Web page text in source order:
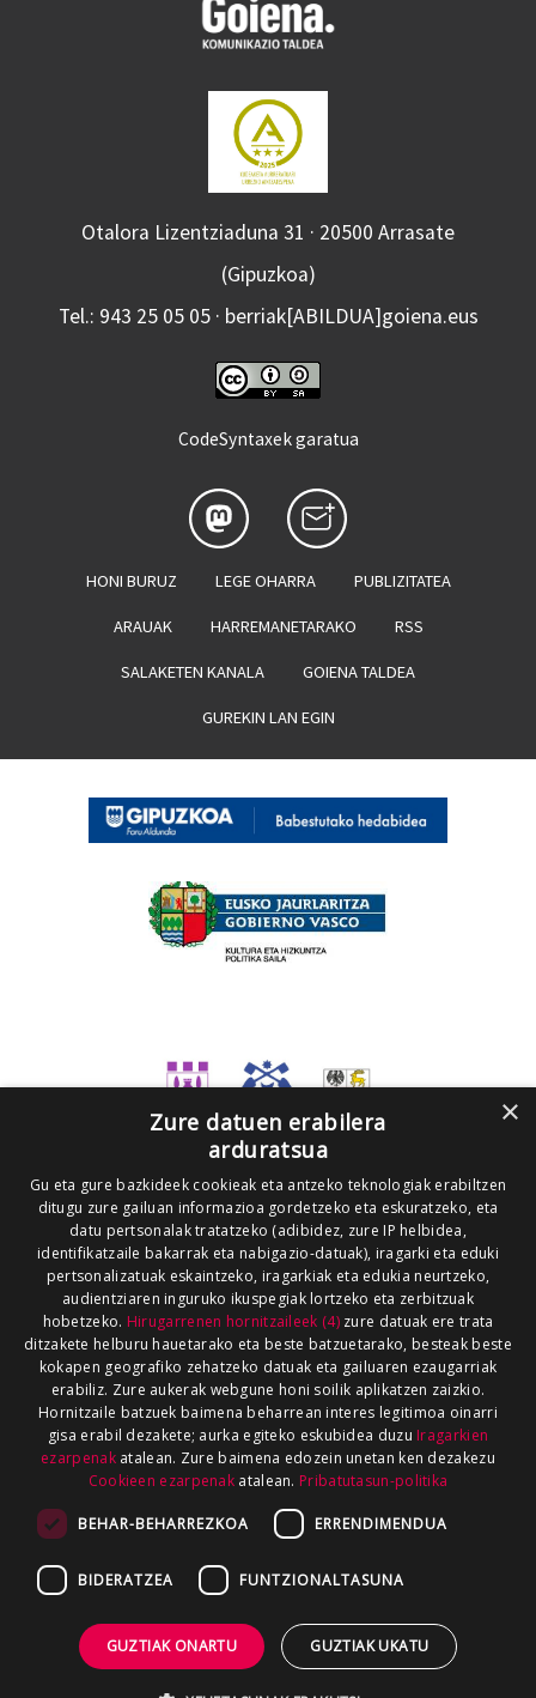
Otalora Lizentziaduna 31 · 20500 Arrasate
(Gipuzkoa)
Tel.: 943 25 05 05 · berriak[ABILDUA]goiena.eus
CodeSyntaxek garatua
HONI BURUZ LEGE OHARRA PUBLIZITATEA
ARAUAK HARREMANETARAKO RSS
SALAKETEN KANALA GOIENA TALDEA
GUREKIN LAN EGIN
×
Zure datuen erabilera
arduratsua
Gu eta gure bazkideek cookieak eta antzeko teknologiak erabiltzen
ditugu zure gailuan informazioa gordetzeko eta eskuratzeko, eta
datu pertsonalak tratatzeko (adibidez, zure IP helbidea,
identifikatzaile bakarrak eta nabigazio-datuak), iragarki eta eduki
pertsonalizatuak eskaintzeko, iragarkiak eta edukia neurtzeko,
audientziaren inguruko ikuspegiak lortzeko eta zerbitzuak
hobetzeko. Hirugarrenen hornitzaileek (4)zure datuak ere trata
ditzakete helburu hauetarako eta beste batzuetarako, besteak beste
kokapen geografiko zehatzeko datuak eta gailuaren ezaugarriak
erabiliz. Zure aukerak webgune honi soilik aplikatzen zaizkio.
Hornitzaile batzuek baimena beharrean interes legitimoa oinarri
gisa erabil dezakete; aurka egiteko eskubidea duzu Iragarkien
ezarpenakatalean. Zure baimena edozein unetan ken dezakezu
Cookieen ezarpenak atalean. Pribatutasun-politika
BEHAR-BEHARREZKOA ERRENDIMENDUA
BIDERATZEA FUNTZIONALTASUNA
GUZTIAK ONARTU GUZTIAK UKATU